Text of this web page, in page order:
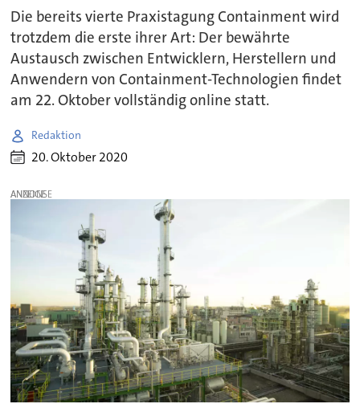
Die bereits vierte Praxistagung Containment wird
trotzdem die erste ihrer Art: Der bewährte
Austausch zwischen Entwicklern, Herstellern und
Anwendern von Containment-Technologien findet
am 22. Oktober vollständig online statt.
Redaktion
20. Oktober 2020
ANZEIGE